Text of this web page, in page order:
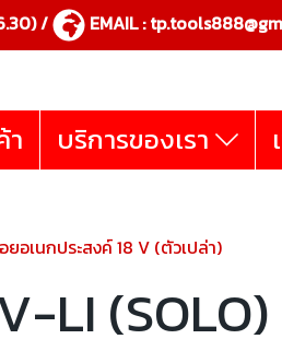
/ EMAIL :
บริการของเรา
ยอเนกประสงค์ 18 V (ตัวเปล่า)
LI (SOLO)